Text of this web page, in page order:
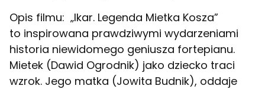
Opis filmu: „Ikar. Legenda Mietka Kosza”
to inspirowana prawdziwymi wydarzeniami
historia niewidomego geniusza fortepianu.
Mietek (Dawid Ogrodnik) jako dziecko traci
wzrok. Jego matka (Jowita Budnik), oddaje